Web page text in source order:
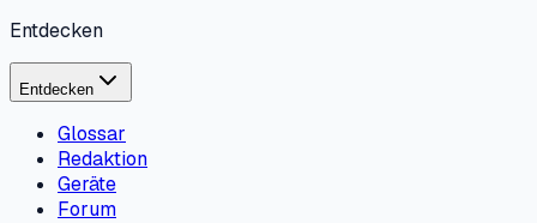
Entdecken
Entdecken
Glossar
Redaktion
Geräte
Forum